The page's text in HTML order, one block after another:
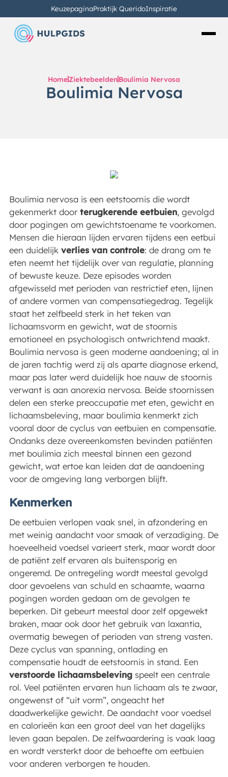
KeuzepaginaPraktijk QueridoInspiratie
HomeZiektebeeldenBoulimia Nervosa
Boulimia Nervosa
Boulimia nervosa is een eetstoornis die wordt
gekenmerkt door terugkerende eetbuien, gevolgd
door pogingen om gewichtstoename te voorkomen.
Mensen die hieraan lijden ervaren tijdens een eetbui
een duidelijk verlies van controle: de drang om te
eten neemt het tijdelijk over van regulatie, planning
of bewuste keuze. Deze episodes worden
afgewisseld met perioden van restrictief eten, lijnen
of andere vormen van compensatiegedrag. Tegelijk
staat het zelfbeeld sterk in het teken van
lichaamsvorm en gewicht, wat de stoornis
emotioneel en psychologisch ontwrichtend maakt.
Boulimia nervosa is geen moderne aandoening; al in
de jaren tachtig werd zij als aparte diagnose erkend,
maar pas later werd duidelijk hoe nauw de stoornis
verwant is aan anorexia nervosa. Beide stoornissen
delen een sterke preoccupatie met eten, gewicht en
lichaamsbeleving, maar boulimia kenmerkt zich
vooral door de cyclus van eetbuien en compensatie.
Ondanks deze overeenkomsten bevinden patiënten
met boulimia zich meestal binnen een gezond
gewicht, wat ertoe kan leiden dat de aandoening
voor de omgeving lang verborgen blijft.
Kenmerken
De eetbuien verlopen vaak snel, in afzondering en
met weinig aandacht voor smaak of verzadiging. De
hoeveelheid voedsel varieert sterk, maar wordt door
de patiënt zelf ervaren als buitensporig en
ongeremd. De ontregeling wordt meestal gevolgd
door gevoelens van schuld en schaamte, waarna
pogingen worden gedaan om de gevolgen te
beperken. Dit gebeurt meestal door zelf opgewekt
braken, maar ook door het gebruik van laxantia,
overmatig bewegen of perioden van streng vasten.
Deze cyclus van spanning, ontlading en
compensatie houdt de eetstoornis in stand. Een
verstoorde lichaamsbelevingspeelt een centrale
rol. Veel patiënten ervaren hun lichaam als te zwaar,
ongewenst of “uit vorm”, ongeacht het
daadwerkelijke gewicht. De aandacht voor voedsel
en calorieën kan een groot deel van het dagelijks
leven gaan bepalen. De zelfwaardering is vaak laag
en wordt versterkt door de behoefte om eetbuien
voor anderen verborgen te houden.